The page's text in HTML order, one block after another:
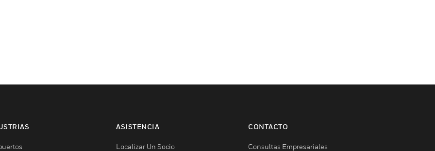
ASISTENCIA
Localizar Un Socio
CONTACTO
Consultas Empresariales